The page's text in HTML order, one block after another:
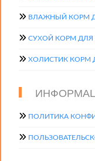
ВЛАЖНЫЙ КОРМ
СУХОЙ КОРМ ДЛЯ
ХОЛИСТИК КОРМ
ПОЛИТИКА